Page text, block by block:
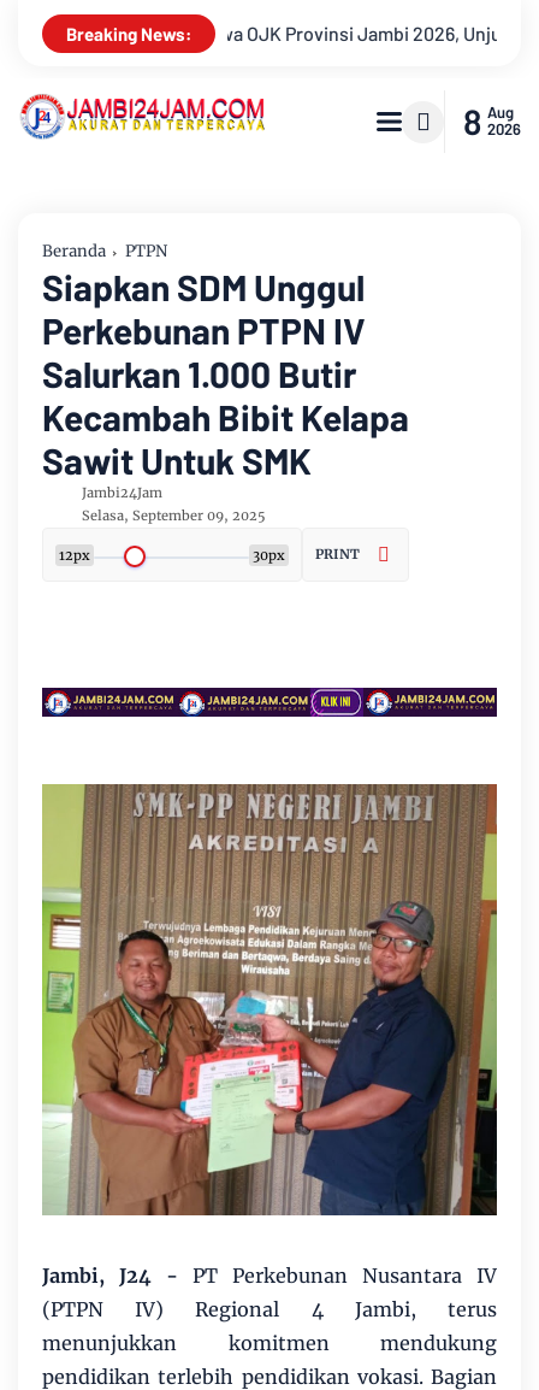
Breaking News:
2026, Unjuk Kreativitas di Taman Banjuran Budayo,
8 Aug
2026
Beranda PTPN
Siapkan SDM Unggul
Perkebunan PTPN IV
Salurkan 1.000 Butir
Kecambah Bibit Kelapa
Sawit Untuk SMK
Jambi24Jam
Selasa, September 09, 2025
12px 30px PRINT
Jambi, J24 - PT Perkebunan Nusantara IV
(PTPN IV) Regional 4 Jambi, terus
menunjukkan komitmen mendukung
pendidikan terlebih pendidikan vokasi. Bagian